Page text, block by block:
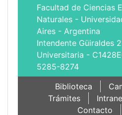
Facultad de Ciencias
Naturales -
Aires - Argentina
Intendente Güiraldes
Universitaria -
5285-8274
Biblioteca
Trámites
Contacto